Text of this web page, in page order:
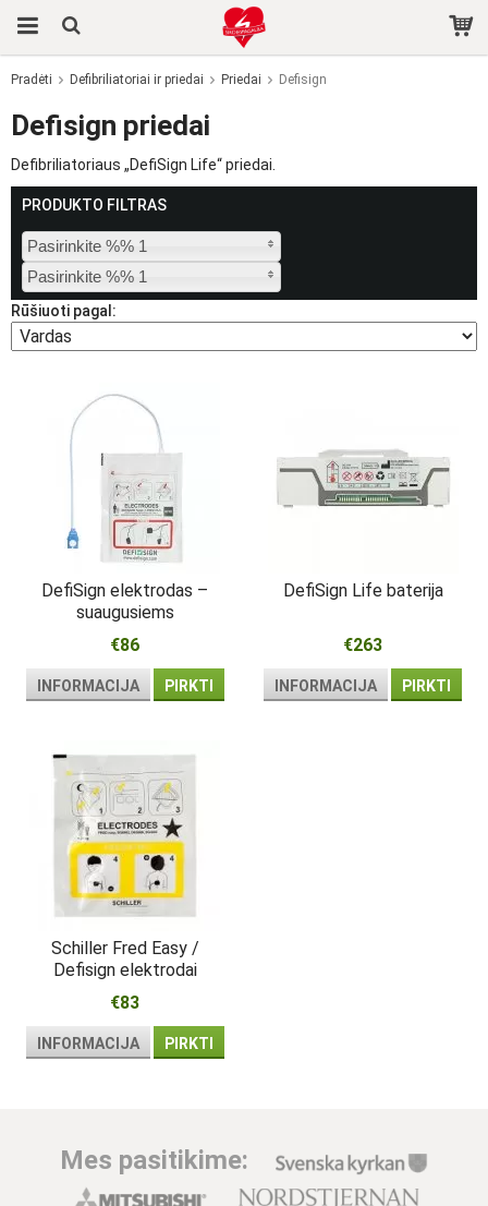
Pradėti Defibriliatoriai ir priedai Priedai Defisign
Defisign priedai
Defibriliatoriaus „DefiSign Life“ priedai.
PRODUKTO FILTRAS
Pasirinkite %% 1
Pasirinkite %% 1
Rūšiuoti pagal:
DefiSign elektrodas –
suaugusiems
€86
INFORMACIJA PIRKTI
DefiSign Life baterija
€263
INFORMACIJA PIRKTI
Schiller Fred Easy /
Defisign elektrodai
vaikams
€83
INFORMACIJA PIRKTI
Mes pasitikime: